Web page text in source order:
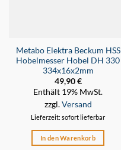
Metabo Elektra Beckum HSS
Hobelmesser Hobel DH 330
334x16x2mm
49,90€
Enthält 19% MwSt.
zzgl.Versand
Lieferzeit: sofort lieferbar
In den Warenkorb